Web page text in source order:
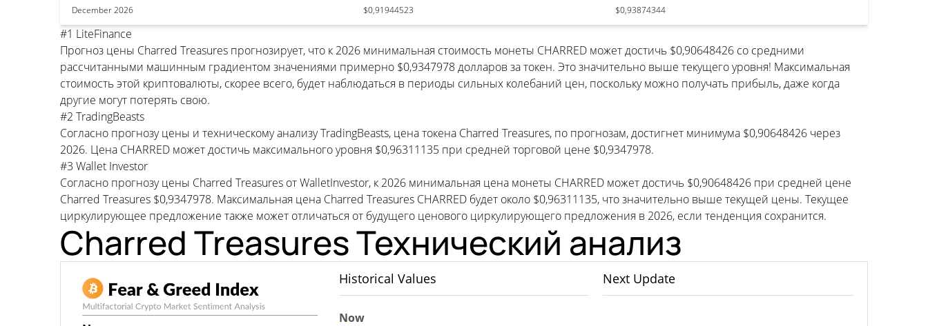
December 2026 $0,91944523 $0,93874344
#1 LiteFinance
Прогноз цены Charred Treasures прогнозирует, что к 2026 минимальная стоимость монеты CHARRED может достичь $0,90648426 со средними
рассчитанными машинным градиентом значениями примерно $0,9347978 долларов за токен. Это значительно выше текущего уровня! Максимальная
стоимость этой криптовалюты, скорее всего, будет наблюдаться в периоды сильных колебаний цен, поскольку можно получать прибыль, даже когда
другие могут потерять свою.
#2 TradingBeasts
Согласно прогнозу цены и техническому анализу TradingBeasts, цена токена Charred Treasures, по прогнозам, достигнет минимума $0,90648426 через
2026. Цена CHARRED может достичь максимального уровня $0,96311135 при средней торговой цене $0,9347978.
#3 Wallet Investor
Согласно прогнозу цены Charred Treasures от WalletInvestor, к 2026 минимальная цена монеты CHARRED может достичь $0,90648426 при средней цене
Charred Treasures $0,9347978. Максимальная цена Charred Treasures CHARRED будет около $0,96311135, что значительно выше текущей цены. Текущее
циркулирующее предложение также может отличаться от будущего ценового циркулирующего предложения в 2026, если тенденция сохранится.
Charred Treasures Технический анализ
Historical Values
Now
Next Update